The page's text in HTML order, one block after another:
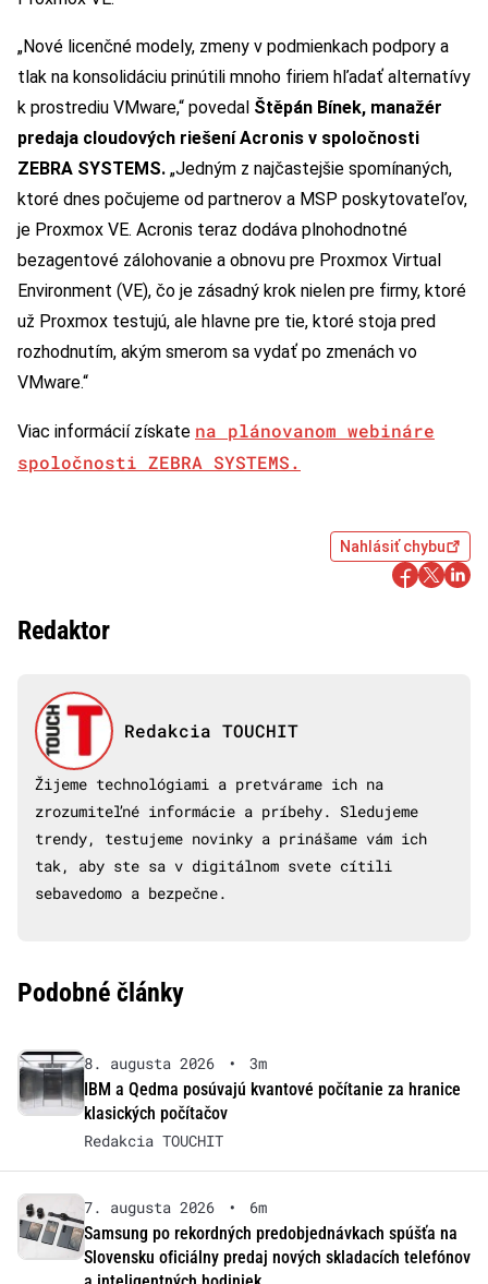
„Nové licenčné modely, zmeny v podmienkach podpory a
tlak na konsolidáciu prinútili mnoho firiem hľadať alternatívy
k prostrediu VMware,“ povedal Štěpán Bínek, manažér
predaja cloudových riešení Acronis v spoločnosti
ZEBRA SYSTEMS. „Jedným z najčastejšie spomínaných,
ktoré dnes počujeme od partnerov a MSP poskytovateľov,
je Proxmox VE. Acronis teraz dodáva plnohodnotné
bezagentové zálohovanie a obnovu pre Proxmox Virtual
Environment (VE), čo je zásadný krok nielen pre firmy, ktoré
už Proxmox testujú, ale hlavne pre tie, ktoré stoja pred
rozhodnutím, akým smerom sa vydať po zmenách vo
VMware.“
Viac informácií získate na plánovanom webináre
spoločnosti ZEBRA SYSTEMS.
Nahlásiť chybu
Redaktor
Redakcia TOUCHIT
Žijeme technológiami a pretvárame ich na
zrozumiteľné informácie a príbehy. Sledujeme
trendy, testujeme novinky a prinášame vám ich
tak, aby ste sa v digitálnom svete cítili
sebavedomo a bezpečne.
Podobné články
8. augusta 2026 •
3m
IBM a Qedma posúvajú kvantové počítanie za hranice
klasických počítačov
Redakcia TOUCHIT
7. augusta 2026 •
6m
Samsung po rekordných predobjednávkach spúšťa na
Slovensku oficiálny predaj nových skladacích telefónov